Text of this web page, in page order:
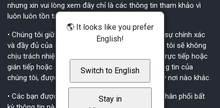
nhưng xin vui lòng xem đây chỉ là các thông tin tham khảo vì
luôn luôn tồn tại các sai sót không tránh khỏi.
• Chúng tôi giữ quyền không chịu trách nhiệm về sự chính xác
và đầy đủ của các thông tin này. Tất nhiên chúng tôi sẽ không
chịu trách nhiệm với bất cứ ai về bất kỳ thiệt hại trực tiếp hoặc
gián tiếp hoặc do hậu quả liên quan đến các thông tin của
chúng tôi, được đăng website này và/hoặc bất kỳ nơi nào khác.
• Các bạn được quyền copy, sao chụp, đăng lại, phân phối bất
🌎 It looks like you prefer
English!
Switch to English
Stay in